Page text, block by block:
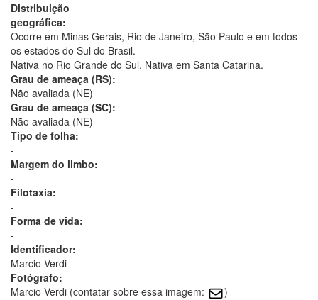
Distribuição
geográfica:
Ocorre em Minas Gerais, Rio de Janeiro, São Paulo e em todos
os estados do Sul do Brasil.
Nativa no Rio Grande do Sul. Nativa em Santa Catarina.
Grau de ameaça (RS):
Não avaliada (NE)
Grau de ameaça (SC):
Não avaliada (NE)
Tipo de folha:
-
Margem do limbo:
-
Filotaxia:
-
Forma de vida:
-
Identificador:
Marcio Verdi
Fotógrafo:
Marcio Verdi (contatar sobre essa imagem:
)